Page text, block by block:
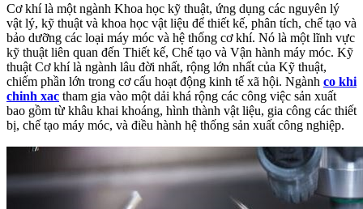
Cơ khí là một ngành Khoa học kỹ thuật, ứng dụng các nguyên lý
vật lý, kỹ thuật và khoa học vật liệu để thiết kế, phân tích, chế tạo và
bảo dưỡng các loại máy móc và hệ thống cơ khí. Nó là một lĩnh vực
kỹ thuật liên quan đến Thiết kế, Chế tạo và Vận hành máy móc. Kỹ
thuật Cơ khí là ngành lâu đời nhất, rộng lớn nhất của Kỹ thuật,
chiếm phần lớn trong cơ cấu hoạt động kinh tế xã hội. Ngành co khi
chinh xac tham gia vào một dải khá rộng các công việc sản xuất
bao gồm từ khâu khai khoáng, hình thành vật liệu, gia công các thiết
bị, chế tạo máy móc, và điều hành hệ thống sản xuất công nghiệp.